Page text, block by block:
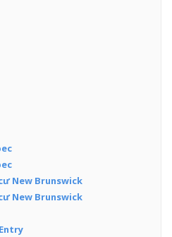
New Brunswick
New Brunswick